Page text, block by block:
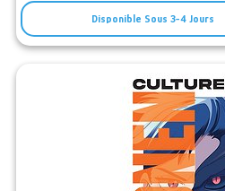
Disponible Sous 3-4 Jours